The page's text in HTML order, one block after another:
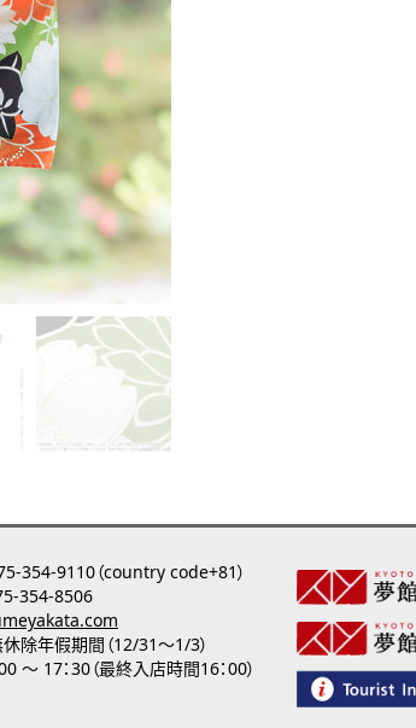
354-9110（country code+81）
354-8506
除年假期間（12/31～1/3）
～ 17：30（最終入店時間16：00）